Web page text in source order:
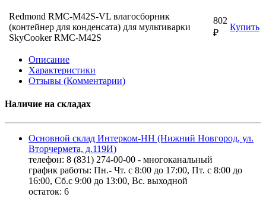
Redmond RMC-M42S-VL влагосборник
(контейнер для конденсата) для мультиварки
SkyCooker RMC-M42S
802
₽
Купить
Описание
Характеристики
Отзывы (Комментарии)
Наличие на складах
Основной склад Интерком-НН (Нижний Новгород, ул.
Вторчермета, д.119И)
телефон: 8 (831) 274-00-00 - многоканальный
график работы: Пн.- Чт. с 8:00 до 17:00, Пт. с 8:00 до
16:00, Сб.с 9:00 до 13:00, Вс. выходной
остаток: 6